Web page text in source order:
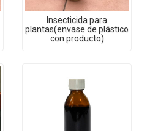
Insecticida para
plantas(envase de plástico
con producto)